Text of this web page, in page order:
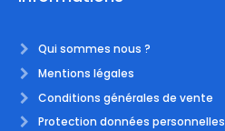
Qui sommes nous ?
Mentions légales
Conditions générales de vente
Protection données personnelles